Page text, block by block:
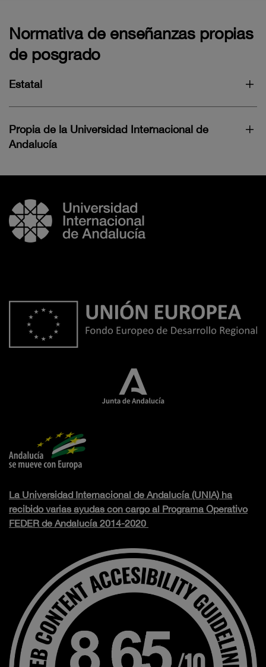
Normativa de enseñanzas propias
de posgrado
Estatal
Propia de la Universidad Internacional de
Andalucía
La Universidad Internacional de Andalucía (UNIA) ha
recibido varias ayudas con cargo al Programa Operativo
FEDER de Andalucía 2014-2020